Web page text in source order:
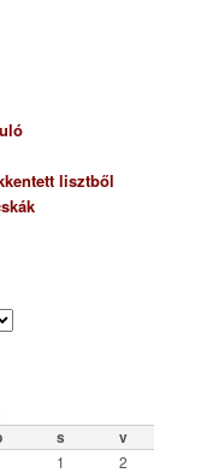
lisztből
s v
1
2